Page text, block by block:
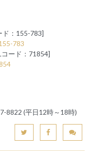
ド：155-783]
783
ード：71854]
8822 (平日12時～18時)